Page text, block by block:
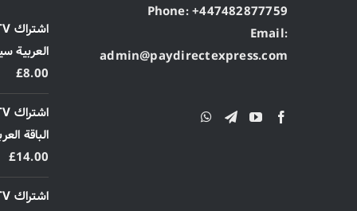
Phone: +447482877759
Email:
admin@paydirectexpress.com
العربية
£8.00
الباقة
£14.00